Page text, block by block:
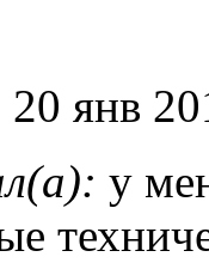
20 янв
у